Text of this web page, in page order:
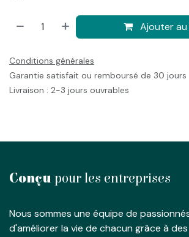
Ajouter
Conditions générales
Garantie satisfait ou remboursé de 30 jours
Livraison : 2-3 jours ouvrables
Conçu pour les entreprises
Nous sommes une équipe de
d'améliorer la vie de chacun grâce à